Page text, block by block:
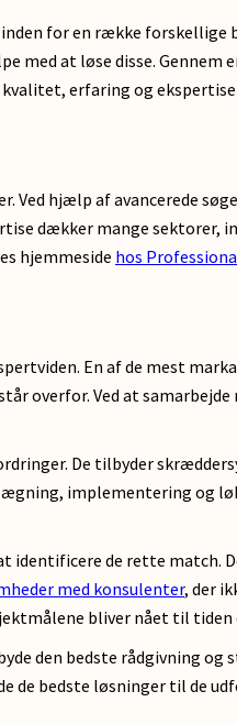
for en række forskellige
at løse disse. Gennem
erfaring og
Ved hjælp af avancerede
dækker mange sektorer,
hjemmeside hos
En af de mest
overfor. Ved at
De tilbyder
implementering og
identificere de rette match.
med konsulenter, der
bliver nået til
den bedste rådgivning
de bedste løsninger til de